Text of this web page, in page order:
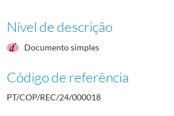
Nível de descrição
Documento simples
Código de referência
PT/COP/REC/24/000018